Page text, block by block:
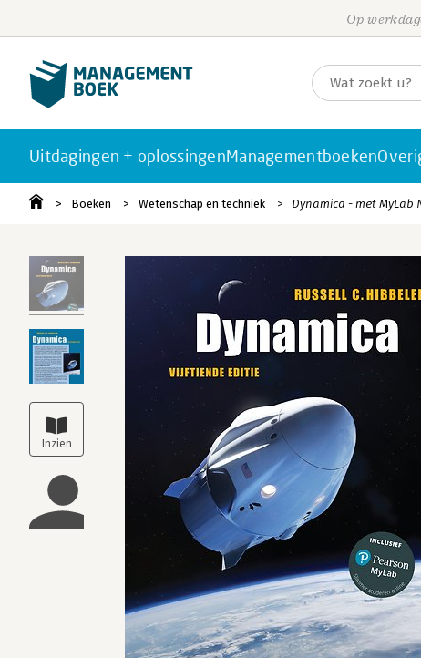
Op
Uitdagingen + oplossingenManagementboeken
Boeken Wetenschap en techniek Dynamica - met MyLab